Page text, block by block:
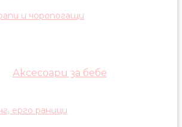
и чоропогащи
Аксесоари за бебе
ерго раници